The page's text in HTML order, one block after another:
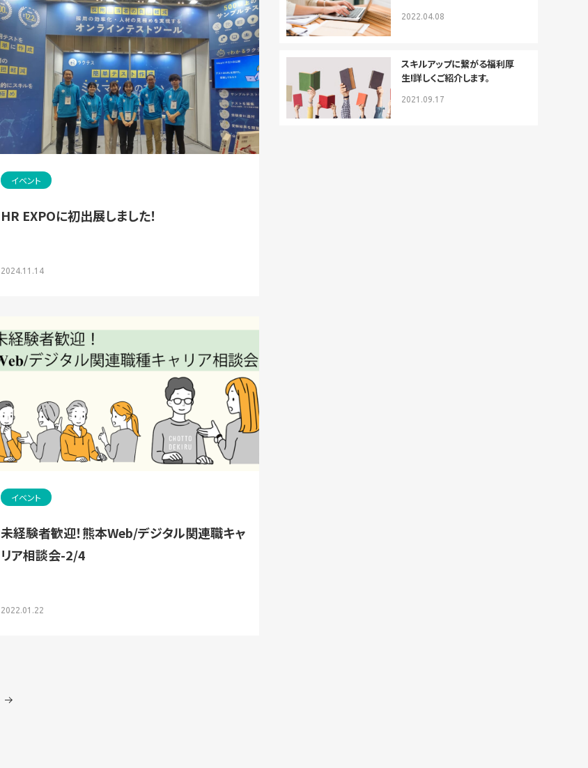
イベント
HR EXPOに初出展しました！
2024.11.14
イベント
未経験者歓迎！熊本Web/デジタル関連職キャ
リア相談会-2/4
2022.01.22
2022.04.08
スキルアップに繋がる福利厚
生!詳しくご紹介します。
2021.09.17